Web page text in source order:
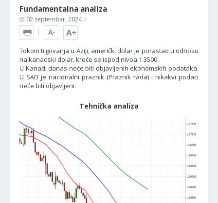
Fundamentalna analiza
02 septembar, 2024
Tokom trgovanja u Aziji, američki dolar je porastao u odnosu
na kanadski dolar, kreće se ispod nivoa 1.3500.
U Kanadi danas neće biti objavljenih ekonomskih podataka.
U SAD je nacionalni praznik (Praznik rada) i nikakvi podaci
neće biti objavljeni.
Tehnička analiza